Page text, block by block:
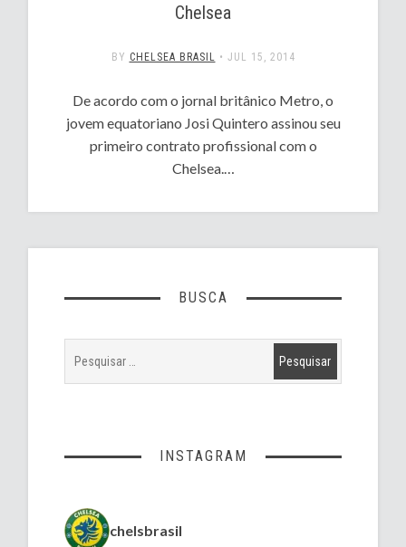
Chelsea
BY CHELSEA BRASIL • JUL 15, 2014
De acordo com o jornal britânico Metro, o
jovem equatoriano Josi Quintero assinou seu
primeiro contrato profissional com o
Chelsea.…
BUSCA
INSTAGRAM
chelsbrasil